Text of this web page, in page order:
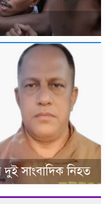
দুই সাংবাদিক নিহত